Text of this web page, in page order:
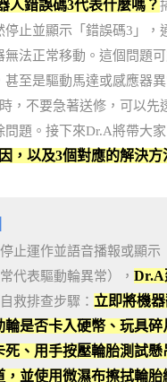
人錯誤碼3代表什麼嗎？
停止並顯示「錯誤碼3」，
無法正常移動。這個問題
甚至是驅動馬達或感應器
，不要急著送修，可以先
問題。接下來Dr.A將帶大
，以及3個對應的解決方
止運作並語音播報或顯示
代表驅動輪異常），Dr.A
救排查步驟：立即將機
輪是否卡入硬幣、玩具碎
死、用手按壓輪胎測試懸
，並使用微濕布擦拭輪胎